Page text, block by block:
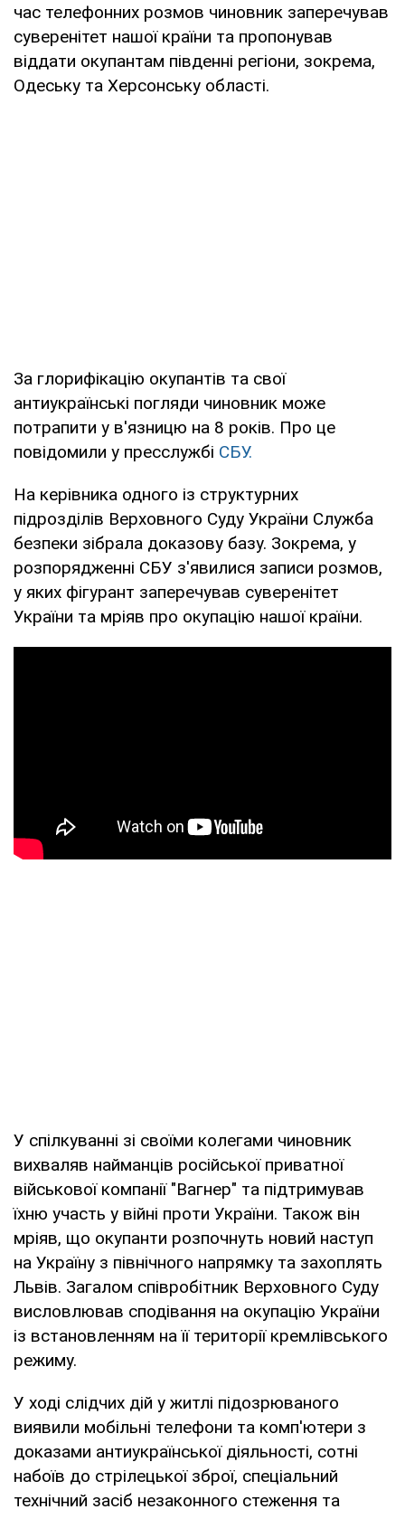
час телефонних розмов чиновник заперечував
суверенітет нашої країни та пропонував
віддати окупантам південні регіони, зокрема,
Одеську та Херсонську області.
За глорифікацію окупантів та свої
антиукраїнські погляди чиновник може
потрапити у в'язницю на 8 років. Про це
повідомили у пресслужбі СБУ.
На керівника одного із структурних
підрозділів Верховного Суду України Служба
безпеки зібрала доказову базу. Зокрема, у
розпорядженні СБУ з'явилися записи розмов,
у яких фігурант заперечував суверенітет
України та мріяв про окупацію нашої країни.
У спілкуванні зі своїми колегами чиновник
вихваляв найманців російської приватної
військової компанії "Вагнер" та підтримував
їхню участь у війні проти України. Також він
мріяв, що окупанти розпочнуть новий наступ
на Україну з північного напрямку та захоплять
Львів. Загалом співробітник Верховного Суду
висловлював сподівання на окупацію України
із встановленням на її території кремлівського
режиму.
У ході слідчих дій у житлі підозрюваного
виявили мобільні телефони та комп'ютери з
доказами антиукраїнської діяльності, сотні
набоїв до стрілецької зброї, спеціальний
технічний засіб незаконного стеження та